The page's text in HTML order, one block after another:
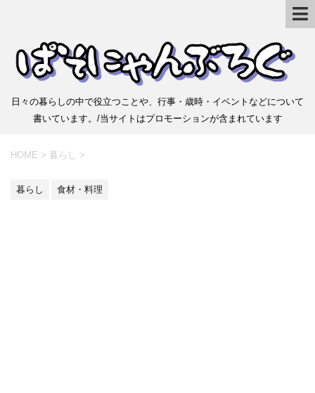
日々の暮らしの中で役立つことや、行事・歳時・イベントなどについて
書いています。/当サイトはプロモーションが含まれています
HOME > 暮らし >
暮らし 食材・料理